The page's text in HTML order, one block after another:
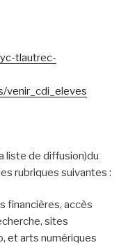
tlautrec-
venir_cdi_eleves
liste de diffusion)du
rubriques suivantes :
financières, accès
sites
et arts numériques